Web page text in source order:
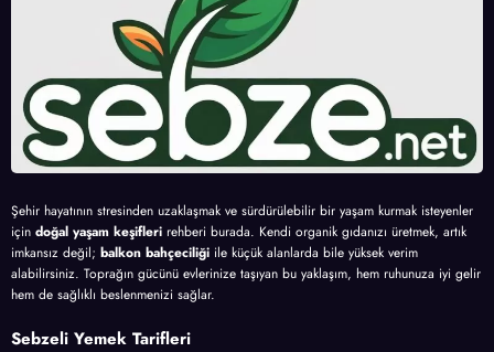
Şehir hayatının stresinden uzaklaşmak ve sürdürülebilir bir yaşam kurmak isteyenler
için doğal yaşam keşifleri rehberi burada. Kendi organik gıdanızı üretmek, artık
imkansız değil; balkon bahçeciliği ile küçük alanlarda bile yüksek verim
alabilirsiniz. Toprağın gücünü evlerinize taşıyan bu yaklaşım, hem ruhunuza iyi gelir
hem de sağlıklı beslenmenizi sağlar.
Sebzeli Yemek Tarifleri